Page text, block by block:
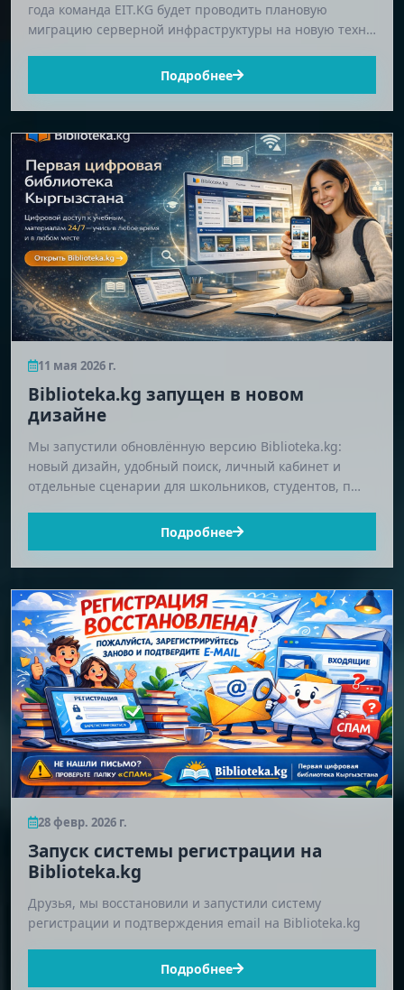
года команда EIT.KG будет проводить плановую
миграцию серверной инфраструктуры на новую техн…
Подробнее
11 мая 2026 г.
Biblioteka.kg запущен в новом
дизайне
Мы запустили обновлённую версию Biblioteka.kg:
новый дизайн, удобный поиск, личный кабинет и
отдельные сценарии для школьников, студентов, п…
Подробнее
28 февр. 2026 г.
Запуск системы регистрации на
Biblioteka.kg
Друзья, мы восстановили и запустили систему
регистрации и подтверждения email на Biblioteka.kg
Подробнее